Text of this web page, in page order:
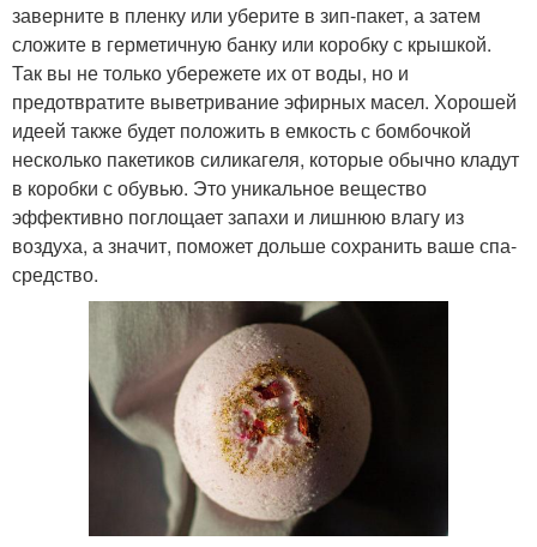
заверните в пленку или уберите в зип-пакет, а затем
сложите в герметичную банку или коробку с крышкой.
Так вы не только убережете их от воды, но и
предотвратите выветривание эфирных масел. Хорошей
идеей также будет положить в емкость с бомбочкой
несколько пакетиков силикагеля, которые обычно кладут
в коробки с обувью. Это уникальное вещество
эффективно поглощает запахи и лишнюю влагу из
воздуха, а значит, поможет дольше сохранить ваше спа-
средство.